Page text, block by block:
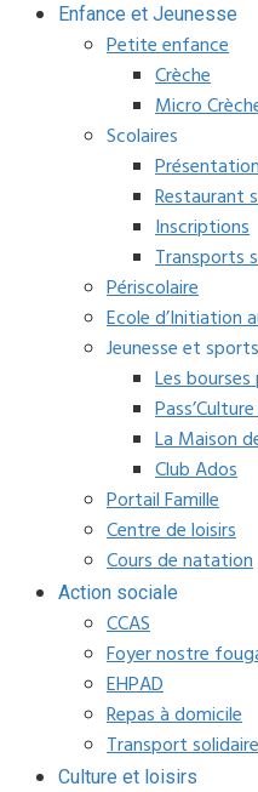
Enfance et Jeunesse
Petite enfance
Crèche
Micro
Scolaires
Restaurant
Inscriptions
Transports
Périscolaire
Ecole d’Initiation
Jeunesse et sports
Les
La Maison
Club Ados
Portail Famille
Centre de loisirs
Cours de natation
Action sociale
CCAS
Foyer nostre
EHPAD
Repas à domicile
Transport solidaire
Culture et loisirs